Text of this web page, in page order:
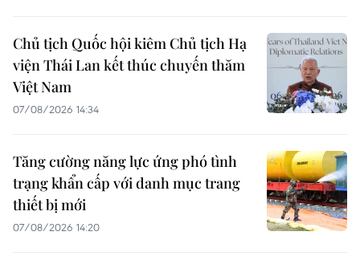
Chủ tịch Quốc hội kiêm Chủ tịch Hạ
viện Thái Lan kết thúc chuyến thăm
Việt Nam
07/08/2026 14:34
Tăng cường năng lực ứng phó tình
trạng khẩn cấp với danh mục trang
thiết bị mới
07/08/2026 14:20